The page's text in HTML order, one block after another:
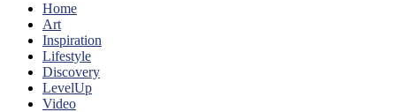
Home
Art
Inspiration
Lifestyle
Discovery
LevelUp
Video